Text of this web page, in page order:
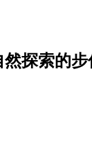
探索的